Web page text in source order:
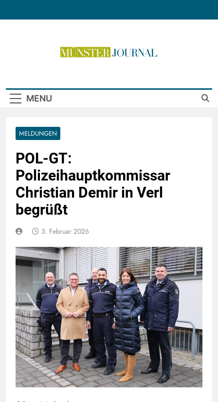
MENU
MELDUNGEN
POL-GT:
Polizeihauptkommissar
Christian Demir in Verl
begrüßt
3. Februar 2026